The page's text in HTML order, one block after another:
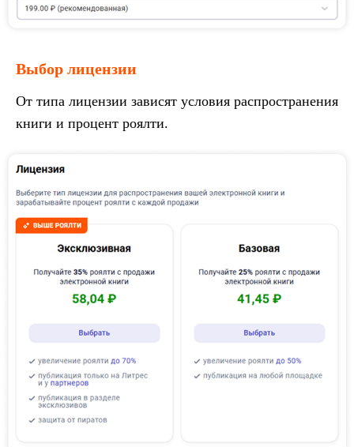
Выбор лицензии
От типа лицензии зависят условия распространения
книги и процент роялти.